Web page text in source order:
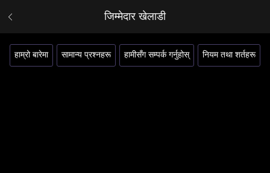
जिम्मेदार खेलाडी
हाम्रो बारेमा सामान्य प्रश्नहरू हामीसँग सम्पर्क गर्नुहोस् नियम तथा शर्तहरू